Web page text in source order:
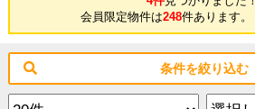
会員限定物件は248件あります。
条件を絞り込む